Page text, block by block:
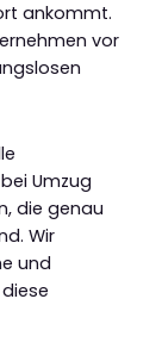
ankommt.
vor
Umzug
die genau
Wir
und